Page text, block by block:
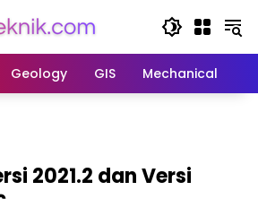
Geology GIS Mechanical
2021.2 dan Versi